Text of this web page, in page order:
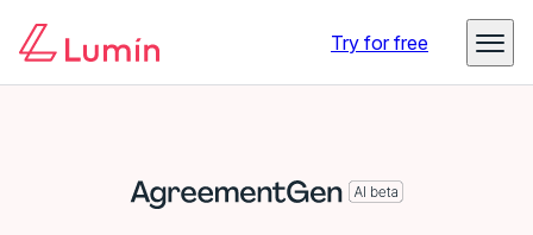
Try for free